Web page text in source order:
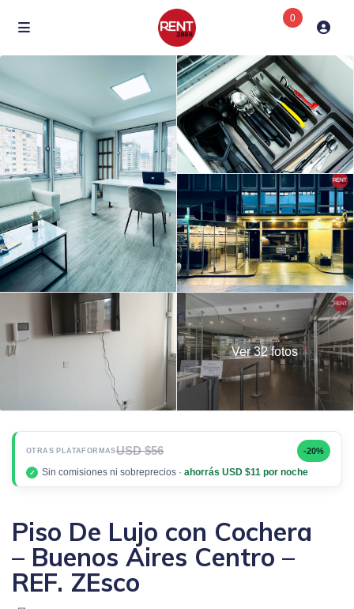
0
Ver 32 fotos
OTRAS PLATAFORMASUSD $56 -20%
✓ Sin comisiones ni sobreprecios ·ahorrás USD $11 por noche
Piso De Lujo con Cochera
– Buenos Aires Centro –
REF. ZEsco